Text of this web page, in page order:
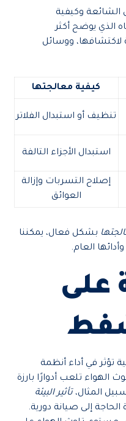
وكيفية
الذي يوضح أكثر
ووسائل
كيفية معالجتها
تنظيف أو استبدال الفلاتر
استبدال الأجزاء التالفة
إصلاح التسربات وإزالة
العوائق
بشكل فعال، يمكننا
العام.
على
تؤثر في أداء أنظمة
الهواء تلعب أدوارًا بارزة
المثال،تأثير البيئة
إلى صيانة دورية.